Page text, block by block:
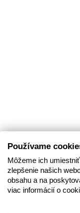
Používame
Môžeme ich
zlepšenie našich
obsahu a na
viac informácií o